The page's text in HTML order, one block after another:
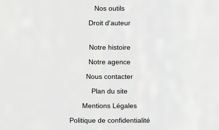
Nos outils
Droit d'auteur
Notre histoire
Notre agence
Nous contacter
Plan du site
Mentions Légales
Politique de confidentialité